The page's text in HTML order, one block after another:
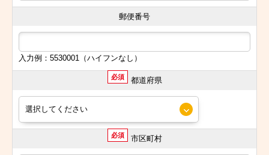
郵便番号
入力例：5530001（ハイフンなし）
必須 都道府県
必須 市区町村